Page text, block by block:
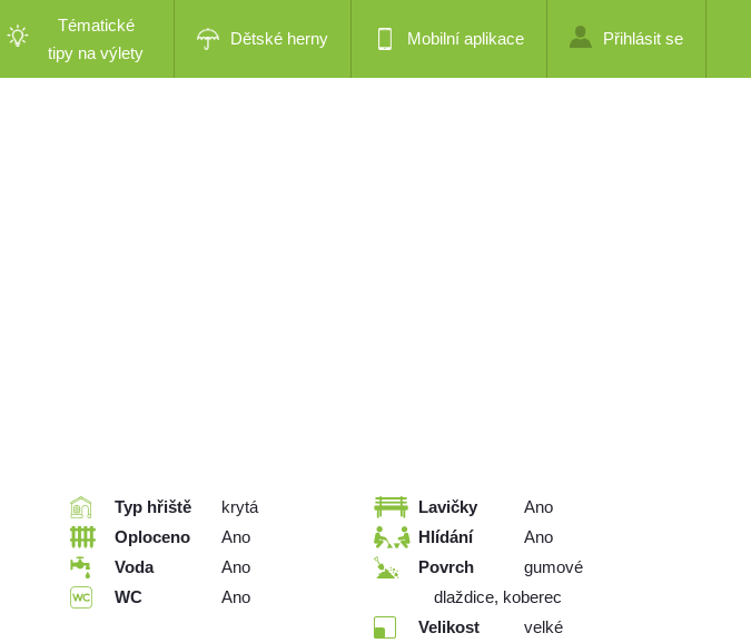
Tématické
tipy na výlety
Dětské herny Mobilní aplikace Přihlásit se
Typ hřiště
krytá
Oploceno
Ano
Voda
Ano
WC
Ano
Lavičky
Ano
Hlídání
Ano
Povrch
gumové
dlaždice, koberec
Velikost
velké